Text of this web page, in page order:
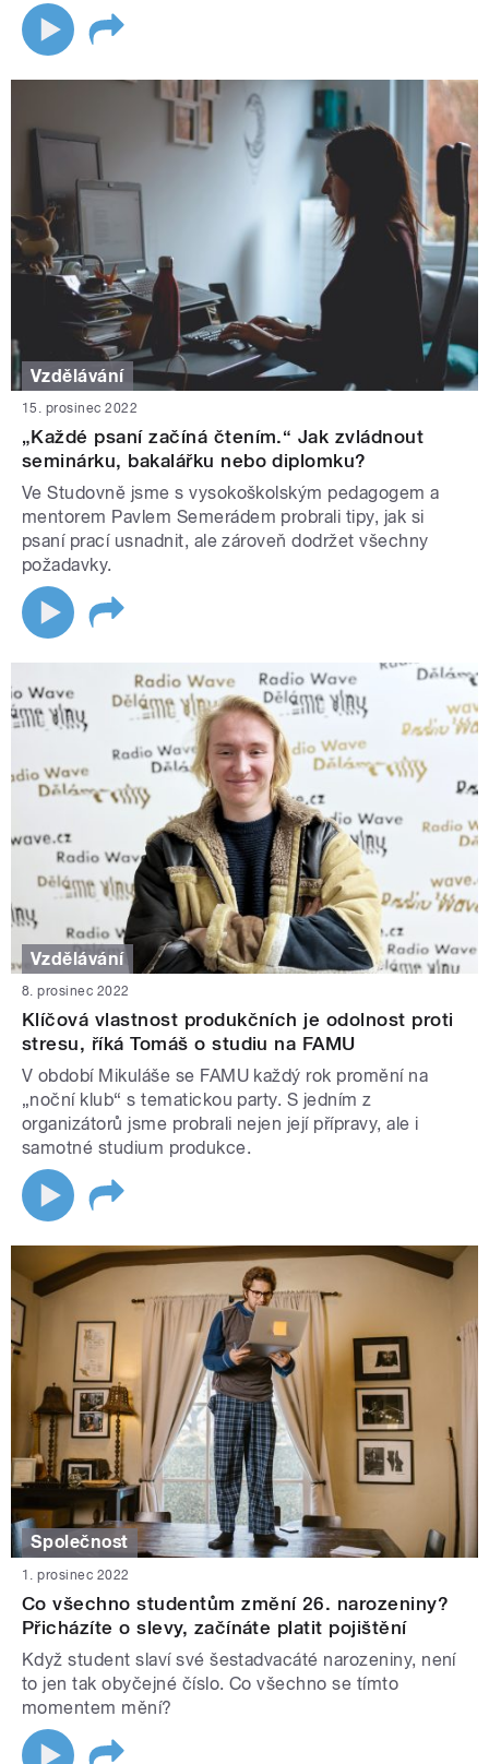
Vzdělávání
15. prosinec 2022
„Každé psaní začíná čtením.“ Jak zvládnout
seminárku, bakalářku nebo diplomku?
Ve Studovně jsme s vysokoškolským pedagogem a
mentorem Pavlem Semerádem probrali tipy, jak si
psaní prací usnadnit, ale zároveň dodržet všechny
požadavky.
Vzdělávání
8. prosinec 2022
Klíčová vlastnost produkčních je odolnost proti
stresu, říká Tomáš o studiu na FAMU
V období Mikuláše se FAMU každý rok promění na
„noční klub“ s tematickou party. S jedním z
organizátorů jsme probrali nejen její přípravy, ale i
samotné studium produkce.
Společnost
1. prosinec 2022
Co všechno studentům změní 26. narozeniny?
Přicházíte o slevy, začínáte platit pojištění
Když student slaví své šestadvacáté narozeniny, není
to jen tak obyčejné číslo. Co všechno se tímto
momentem mění?